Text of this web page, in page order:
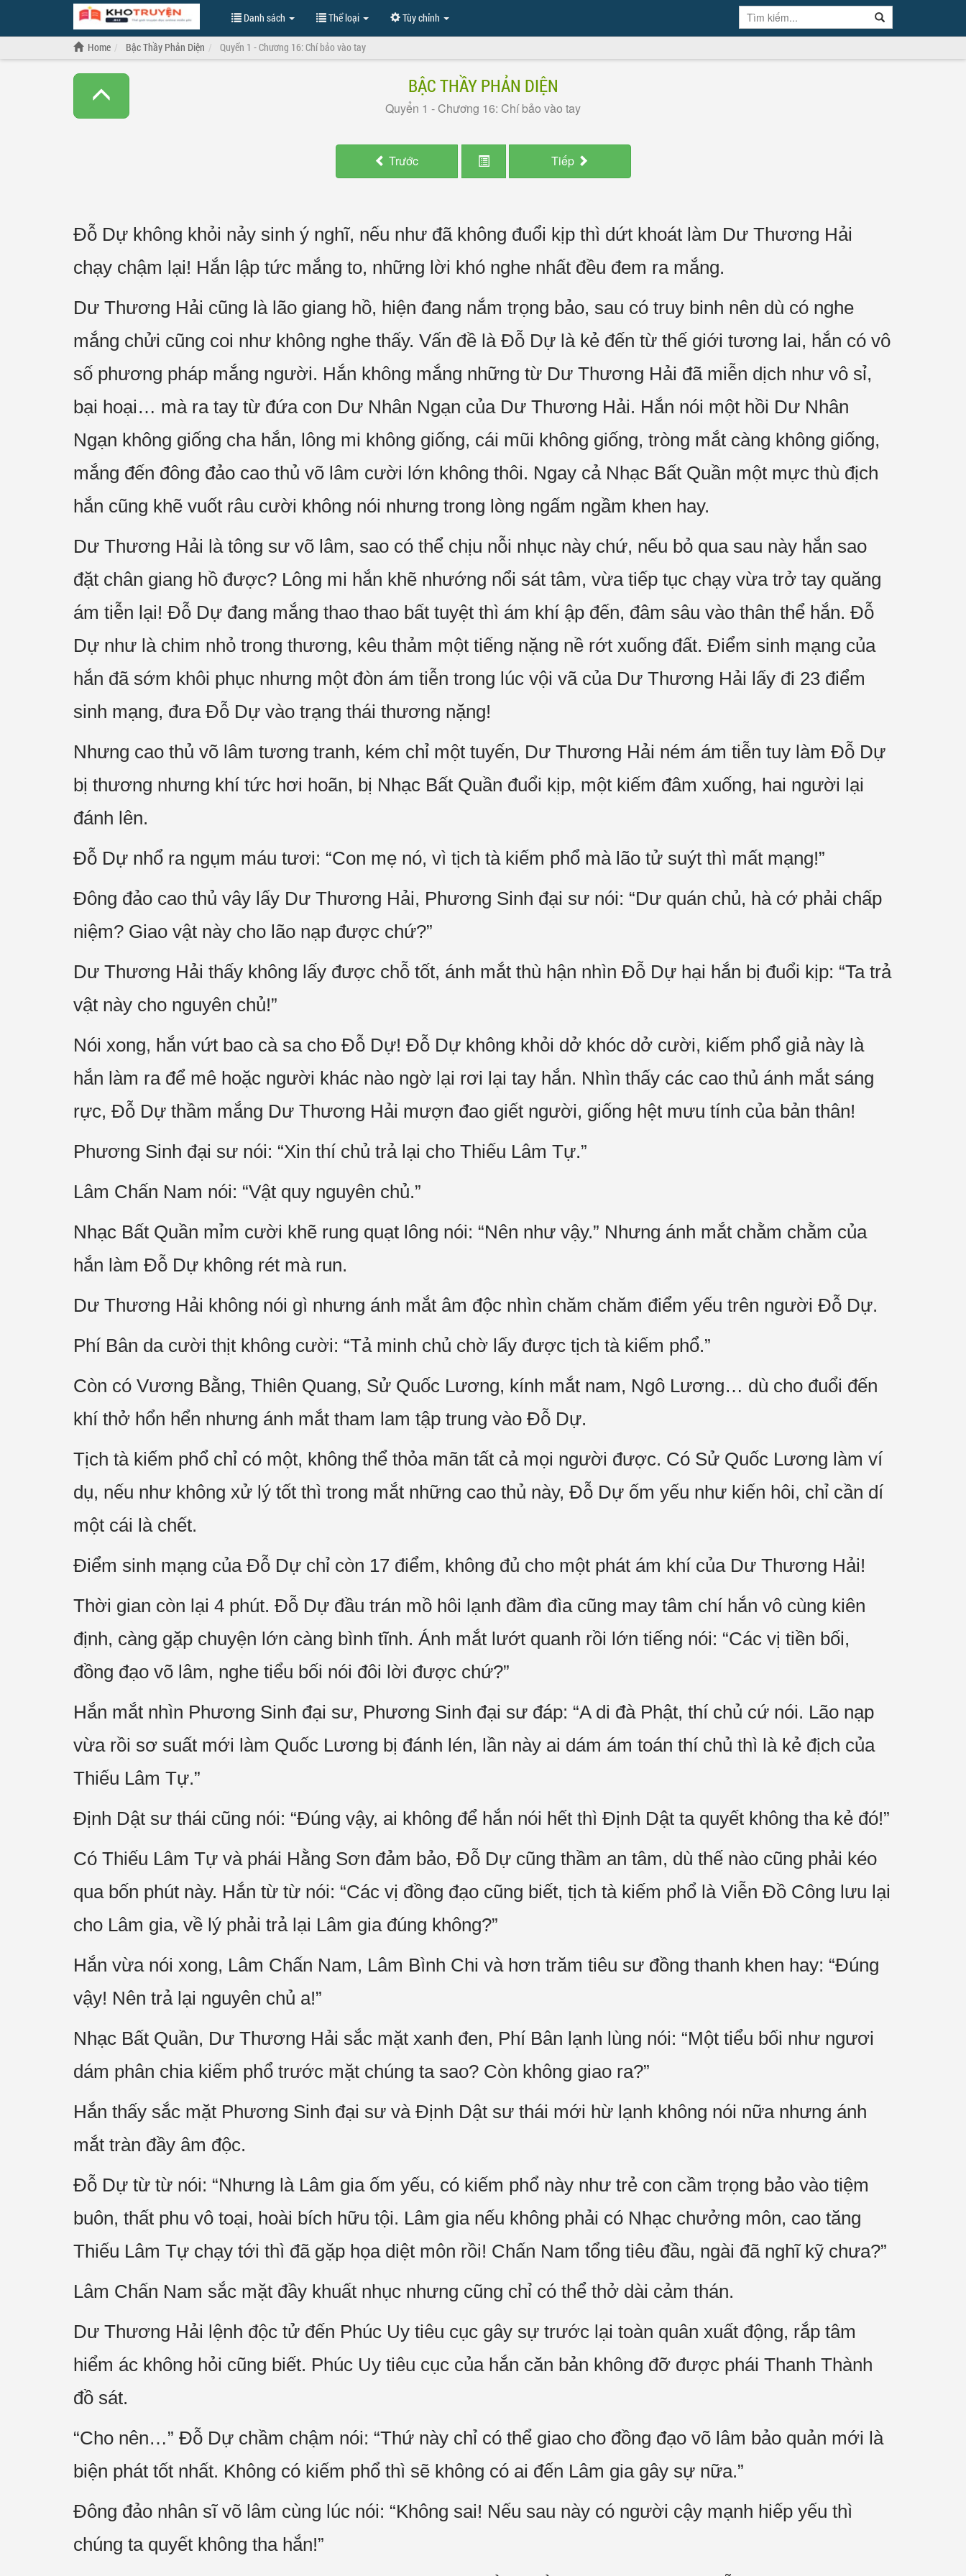
Danh sách Thể loại Tùy chỉnh
Home Bậc Thầy Phản Diện Quyển 1 - Chương 16: Chí bảo vào tay
BẬC THẦY PHẢN DIỆN
Quyển 1 - Chương 16: Chí bảo vào tay
Trước Tiếp
Đỗ Dự không khỏi nảy sinh ý nghĩ, nếu như đã không đuổi kịp thì dứt khoát làm Dư Thương Hải
chạy chậm lại! Hắn lập tức mắng to, những lời khó nghe nhất đều đem ra mắng.
Dư Thương Hải cũng là lão giang hồ, hiện đang nắm trọng bảo, sau có truy binh nên dù có nghe
mắng chửi cũng coi như không nghe thấy. Vấn đề là Đỗ Dự là kẻ đến từ thế giới tương lai, hắn có vô
số phương pháp mắng người. Hắn không mắng những từ Dư Thương Hải đã miễn dịch như vô sỉ,
bại hoại… mà ra tay từ đứa con Dư Nhân Ngạn của Dư Thương Hải. Hắn nói một hồi Dư Nhân
Ngạn không giống cha hắn, lông mi không giống, cái mũi không giống, tròng mắt càng không giống,
mắng đến đông đảo cao thủ võ lâm cười lớn không thôi. Ngay cả Nhạc Bất Quần một mực thù địch
hắn cũng khẽ vuốt râu cười không nói nhưng trong lòng ngấm ngầm khen hay.
Dư Thương Hải là tông sư võ lâm, sao có thể chịu nỗi nhục này chứ, nếu bỏ qua sau này hắn sao
đặt chân giang hồ được? Lông mi hắn khẽ nhướng nổi sát tâm, vừa tiếp tục chạy vừa trở tay quăng
ám tiễn lại! Đỗ Dự đang mắng thao thao bất tuyệt thì ám khí ập đến, đâm sâu vào thân thể hắn. Đỗ
Dự như là chim nhỏ trong thương, kêu thảm một tiếng nặng nề rớt xuống đất. Điểm sinh mạng của
hắn đã sớm khôi phục nhưng một đòn ám tiễn trong lúc vội vã của Dư Thương Hải lấy đi 23 điểm
sinh mạng, đưa Đỗ Dự vào trạng thái thương nặng!
Nhưng cao thủ võ lâm tương tranh, kém chỉ một tuyến, Dư Thương Hải ném ám tiễn tuy làm Đỗ Dự
bị thương nhưng khí tức hơi hoãn, bị Nhạc Bất Quần đuổi kịp, một kiếm đâm xuống, hai người lại
đánh lên.
Đỗ Dự nhổ ra ngụm máu tươi: “Con mẹ nó, vì tịch tà kiếm phổ mà lão tử suýt thì mất mạng!”
Đông đảo cao thủ vây lấy Dư Thương Hải, Phương Sinh đại sư nói: “Dư quán chủ, hà cớ phải chấp
niệm? Giao vật này cho lão nạp được chứ?”
Dư Thương Hải thấy không lấy được chỗ tốt, ánh mắt thù hận nhìn Đỗ Dự hại hắn bị đuổi kịp: “Ta trả
vật này cho nguyên chủ!”
Nói xong, hắn vứt bao cà sa cho Đỗ Dự! Đỗ Dự không khỏi dở khóc dở cười, kiếm phổ giả này là
hắn làm ra để mê hoặc người khác nào ngờ lại rơi lại tay hắn. Nhìn thấy các cao thủ ánh mắt sáng
rực, Đỗ Dự thầm mắng Dư Thương Hải mượn đao giết người, giống hệt mưu tính của bản thân!
Phương Sinh đại sư nói: “Xin thí chủ trả lại cho Thiếu Lâm Tự.”
Lâm Chấn Nam nói: “Vật quy nguyên chủ.”
Nhạc Bất Quần mỉm cười khẽ rung quạt lông nói: “Nên như vậy.” Nhưng ánh mắt chằm chằm của
hắn làm Đỗ Dự không rét mà run.
Dư Thương Hải không nói gì nhưng ánh mắt âm độc nhìn chăm chăm điểm yếu trên người Đỗ Dự.
Phí Bân da cười thịt không cười: “Tả minh chủ chờ lấy được tịch tà kiếm phổ.”
Còn có Vương Bằng, Thiên Quang, Sử Quốc Lương, kính mắt nam, Ngô Lương… dù cho đuổi đến
khí thở hổn hển nhưng ánh mắt tham lam tập trung vào Đỗ Dự.
Tịch tà kiếm phổ chỉ có một, không thể thỏa mãn tất cả mọi người được. Có Sử Quốc Lương làm ví
dụ, nếu như không xử lý tốt thì trong mắt những cao thủ này, Đỗ Dự ốm yếu như kiến hôi, chỉ cần dí
một cái là chết.
Điểm sinh mạng của Đỗ Dự chỉ còn 17 điểm, không đủ cho một phát ám khí của Dư Thương Hải!
Thời gian còn lại 4 phút. Đỗ Dự đầu trán mồ hôi lạnh đầm đìa cũng may tâm chí hắn vô cùng kiên
định, càng gặp chuyện lớn càng bình tĩnh. Ánh mắt lướt quanh rồi lớn tiếng nói: “Các vị tiền bối,
đồng đạo võ lâm, nghe tiểu bối nói đôi lời được chứ?”
Hắn mắt nhìn Phương Sinh đại sư, Phương Sinh đại sư đáp: “A di đà Phật, thí chủ cứ nói. Lão nạp
vừa rồi sơ suất mới làm Quốc Lương bị đánh lén, lần này ai dám ám toán thí chủ thì là kẻ địch của
Thiếu Lâm Tự.”
Định Dật sư thái cũng nói: “Đúng vậy, ai không để hắn nói hết thì Định Dật ta quyết không tha kẻ đó!”
Có Thiếu Lâm Tự và phái Hằng Sơn đảm bảo, Đỗ Dự cũng thầm an tâm, dù thế nào cũng phải kéo
qua bốn phút này. Hắn từ từ nói: “Các vị đồng đạo cũng biết, tịch tà kiếm phổ là Viễn Đồ Công lưu lại
cho Lâm gia, về lý phải trả lại Lâm gia đúng không?”
Hắn vừa nói xong, Lâm Chấn Nam, Lâm Bình Chi và hơn trăm tiêu sư đồng thanh khen hay: “Đúng
vậy! Nên trả lại nguyên chủ a!”
Nhạc Bất Quần, Dư Thương Hải sắc mặt xanh đen, Phí Bân lạnh lùng nói: “Một tiểu bối như ngươi
dám phân chia kiếm phổ trước mặt chúng ta sao? Còn không giao ra?”
Hắn thấy sắc mặt Phương Sinh đại sư và Định Dật sư thái mới hừ lạnh không nói nữa nhưng ánh
mắt tràn đầy âm độc.
Đỗ Dự từ từ nói: “Nhưng là Lâm gia ốm yếu, có kiếm phổ này như trẻ con cầm trọng bảo vào tiệm
buôn, thất phu vô toại, hoài bích hữu tội. Lâm gia nếu không phải có Nhạc chưởng môn, cao tăng
Thiếu Lâm Tự chạy tới thì đã gặp họa diệt môn rồi! Chấn Nam tổng tiêu đầu, ngài đã nghĩ kỹ chưa?”
Lâm Chấn Nam sắc mặt đầy khuất nhục nhưng cũng chỉ có thể thở dài cảm thán.
Dư Thương Hải lệnh độc tử đến Phúc Uy tiêu cục gây sự trước lại toàn quân xuất động, rắp tâm
hiểm ác không hỏi cũng biết. Phúc Uy tiêu cục của hắn căn bản không đỡ được phái Thanh Thành
đồ sát.
“Cho nên…” Đỗ Dự chầm chậm nói: “Thứ này chỉ có thể giao cho đồng đạo võ lâm bảo quản mới là
biện phát tốt nhất. Không có kiếm phổ thì sẽ không có ai đến Lâm gia gây sự nữa.”
Đông đảo nhân sĩ võ lâm cùng lúc nói: “Không sai! Nếu sau này có người cậy mạnh hiếp yếu thì
chúng ta quyết không tha hắn!”